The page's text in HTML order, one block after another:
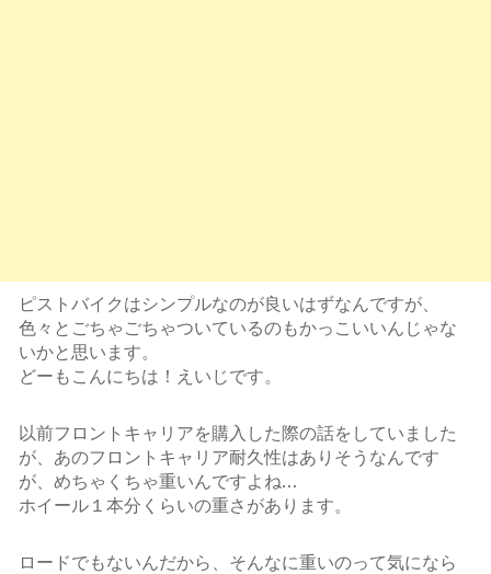
ピストバイクはシンプルなのが良いはずなんですが、
色々とごちゃごちゃついているのもかっこいいんじゃな
いかと思います。
どーもこんにちは！えいじです。
以前フロントキャリアを購入した際の話をしていました
が、あのフロントキャリア耐久性はありそうなんです
が、めちゃくちゃ重いんですよね…
ホイール１本分くらいの重さがあります。
ロードでもないんだから、そんなに重いのって気になら